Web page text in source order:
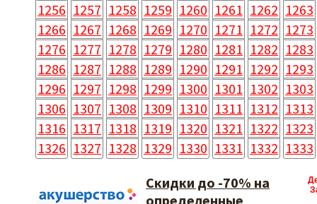
1256 1257 1258 1259 1260 1261 1262 1263
1266 1267 1268 1269 1270 1271 1272 1273
1276 1277 1278 1279 1280 1281 1282 1283
1286 1287 1288 1289 1290 1291 1292 1293
1296 1297 1298 1299 1300 1301 1302 1303
1306 1307 1308 1309 1310 1311 1312 1313
1316 1317 1318 1319 1320 1321 1322 1323
1326 1327 1328 1329 1330 1331 1332 1333
Скидки до -70% на
определенные